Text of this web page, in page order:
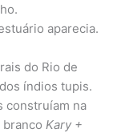
aparecia.
do Rio de
índios tupis.
construíam na
branco Kary +